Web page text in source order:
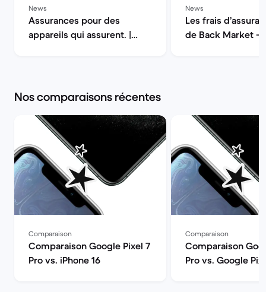
News
Assurances pour des
appareils qui assurent. |
News
Les frais
de Back Market
Nos comparaisons récentes
Comparaison
Comparaison Google Pixel 7
Pro vs. iPhone 16
Comparaison
Comparaison
Pro vs. Google